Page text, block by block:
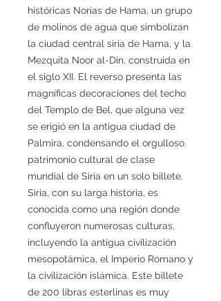
históricas Norias de Hama, un grupo
de molinos de agua que simbolizan
la ciudad central siria de Hama, y la
Mezquita Noor al-Din, construida en
el siglo XII. El reverso presenta las
magníficas decoraciones del techo
del Templo de Bel, que alguna vez
se erigió en la antigua ciudad de
Palmira, condensando el orgulloso
patrimonio cultural de clase
mundial de Siria en un solo billete.
Siria, con su larga historia, es
conocida como una región donde
confluyeron numerosas culturas,
incluyendo la antigua civilización
mesopotámica, el Imperio Romano y
la civilización islámica. Este billete
de 200 libras esterlinas es muy